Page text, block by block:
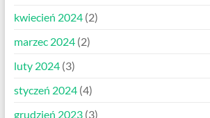
kwiecień 2024(2)
marzec 2024(2)
luty 2024(3)
styczeń 2024(4)
grudzień 2023(3)